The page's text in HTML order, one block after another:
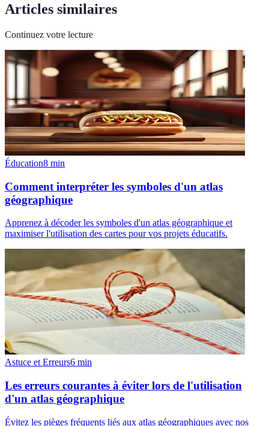
Articles similaires
Continuez votre lecture
Éducation8 min
Comment interpréter les symboles d'un atlas
géographique
Apprenez à décoder les symboles d'un atlas géographique et
maximiser l'utilisation des cartes pour vos projets éducatifs.
Astuce et Erreurs6 min
Les erreurs courantes à éviter lors de l'utilisation
d'un atlas géographique
Évitez les pièges fréquents liés aux atlas géographiques avec nos